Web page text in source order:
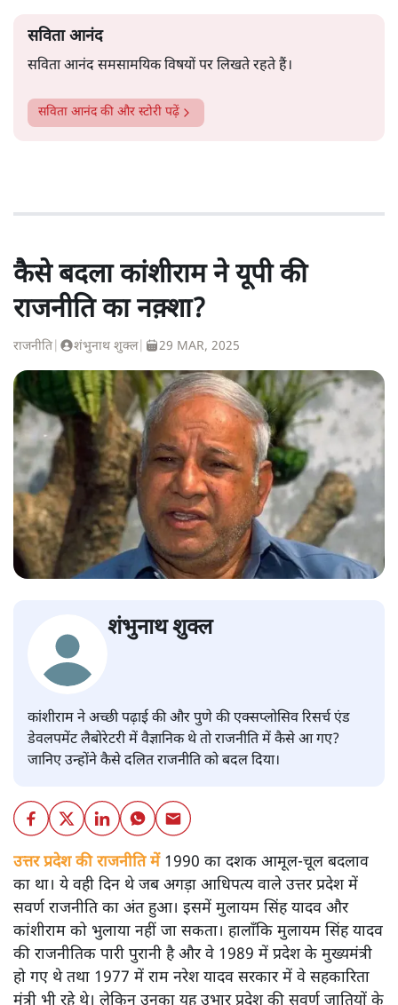
सविता आनंद
सविता आनंद समसामयिक विषयों पर लिखते रहते हैं।
सविता आनंदकी और स्टोरी पढ़ें
कैसे बदला कांशीराम ने यूपी की
राजनीति का नक़्शा?
राजनीति शंभुनाथ शुक्ल| 29 MAR, 2025
शंभुनाथ शुक्ल
कांशीराम ने अच्छी पढ़ाई की और पुणे की एक्सप्लोसिव रिसर्च एंड
डेवलपमेंट लैबोरेटरी में वैज्ञानिक थे तो राजनीति में कैसे आ गए?
जानिए उन्होंने कैसे दलित राजनीति को बदल दिया।
उत्तर प्रदेश की राजनीति में1990 का दशक आमूल-चूल बदलाव
का था। ये वही दिन थे जब अगड़ा आधिपत्य वाले उत्तर प्रदेश में
सवर्ण राजनीति का अंत हुआ। इसमें मुलायम सिंह यादव और
कांशीराम को भुलाया नहीं जा सकता। हालाँकि मुलायम सिंह यादव
की राजनीतिक पारी पुरानी है और वे 1989 में प्रदेश के मुख्यमंत्री
हो गए थे तथा 1977 में राम नरेश यादव सरकार में वे सहकारिता